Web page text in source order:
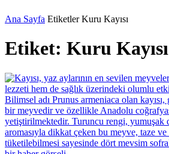
Ana Sayfa Etiketler Kuru Kayısı
Etiket: Kuru Kayısı